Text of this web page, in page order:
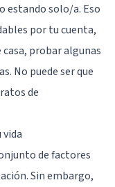
estando solo/a. Eso
por tu cuenta,
probar algunas
No puede ser que
de
de factores
Sin embargo,